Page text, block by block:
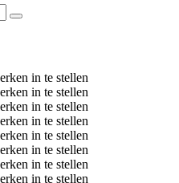
in te stellen
in te stellen
in te stellen
in te stellen
in te stellen
in te stellen
in te stellen
in te stellen